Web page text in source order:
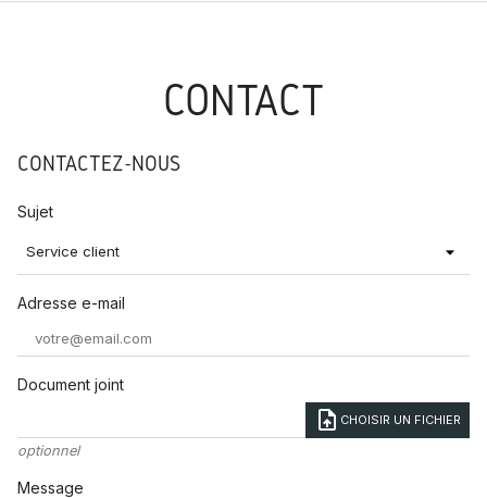
CONTACT
CONTACTEZ-NOUS
Sujet
Adresse e-mail
Document joint
upload_file CHOISIR UN FICHIER
optionnel
Message